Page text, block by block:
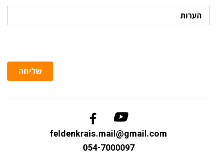
הערות
שליחה
feldenkrais.mail@gmail.com
054-7000097